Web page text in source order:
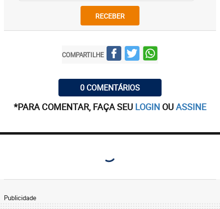
RECEBER
COMPARTILHE
0 COMENTÁRIOS
*PARA COMENTAR, FAÇA SEU LOGIN OUASSINE
Publicidade